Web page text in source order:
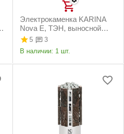
Электрокаменка KARINA
Nova E, ТЭН, выносной
пульт
5
3
В наличии: 1 шт.